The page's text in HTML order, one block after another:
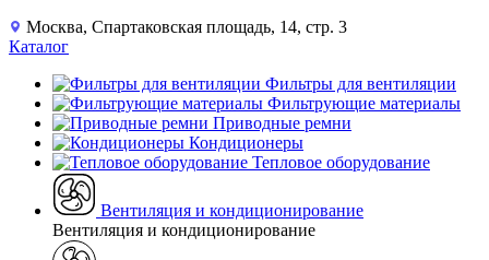
Москва, Спартаковская площадь, 14, стр. 3
Каталог
Фильтры для вентиляции
Фильтрующие материалы
Приводные ремни
Кондиционеры
Тепловое оборудование
Вентиляция и кондиционирование
Вентиляция и кондиционирование